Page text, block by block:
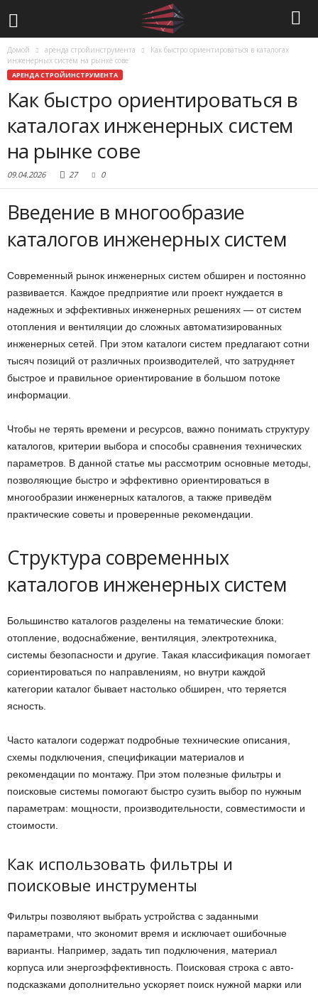
Домой аренда стройинструмента
Как быстро ориентироваться в каталогах
инженерных систем на рынке сове
АРЕНДА СТРОЙИНСТРУМЕНТА
Как быстро ориентироваться в
каталогах инженерных систем
на рынке сове
09.04.2026 27 0
Введение в многообразие
каталогов инженерных систем
Современный рынок инженерных систем обширен и постоянно
развивается. Каждое предприятие или проект нуждается в
надежных и эффективных инженерных решениях — от систем
отопления и вентиляции до сложных автоматизированных
инженерных сетей. При этом каталоги систем предлагают сотни
тысяч позиций от различных производителей, что затрудняет
быстрое и правильное ориентирование в большом потоке
информации.
Чтобы не терять времени и ресурсов, важно понимать структуру
каталогов, критерии выбора и способы сравнения технических
параметров. В данной статье мы рассмотрим основные методы,
позволяющие быстро и эффективно ориентироваться в
многообразии инженерных каталогов, а также приведём
практические советы и проверенные рекомендации.
Структура современных
каталогов инженерных систем
Большинство каталогов разделены на тематические блоки:
отопление, водоснабжение, вентиляция, электротехника,
системы безопасности и другие. Такая классификация помогает
сориентироваться по направлениям, но внутри каждой
категории каталог бывает настолько обширен, что теряется
ясность.
Часто каталоги содержат подробные технические описания,
схемы подключения, спецификации материалов и
рекомендации по монтажу. При этом полезные фильтры и
поисковые системы помогают быстро сузить выбор по нужным
параметрам: мощности, производительности, совместимости и
стоимости.
Как использовать фильтры и
поисковые инструменты
Фильтры позволяют выбрать устройства с заданными
параметрами, что экономит время и исключает ошибочные
варианты. Например, задать тип подключения, материал
корпуса или энергоэффективность. Поисковая строка с авто-
подсказками дополнительно ускоряет поиск нужной марки или